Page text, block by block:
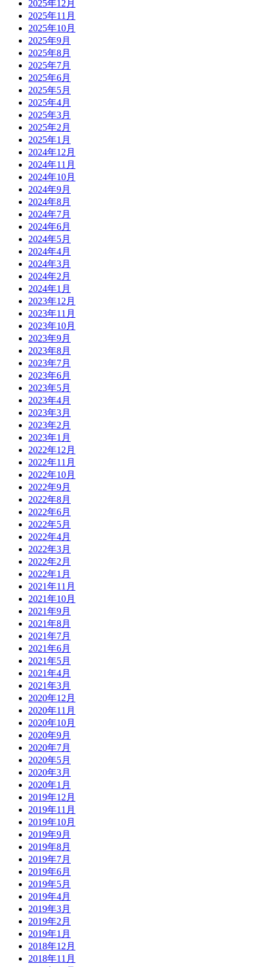
2025年12月
2025年11月
2025年10月
2025年9月
2025年8月
2025年7月
2025年6月
2025年5月
2025年4月
2025年3月
2025年2月
2025年1月
2024年12月
2024年11月
2024年10月
2024年9月
2024年8月
2024年7月
2024年6月
2024年5月
2024年4月
2024年3月
2024年2月
2024年1月
2023年12月
2023年11月
2023年10月
2023年9月
2023年8月
2023年7月
2023年6月
2023年5月
2023年4月
2023年3月
2023年2月
2023年1月
2022年12月
2022年11月
2022年10月
2022年9月
2022年8月
2022年6月
2022年5月
2022年4月
2022年3月
2022年2月
2022年1月
2021年11月
2021年10月
2021年9月
2021年8月
2021年7月
2021年6月
2021年5月
2021年4月
2021年3月
2020年12月
2020年11月
2020年10月
2020年9月
2020年7月
2020年5月
2020年3月
2020年1月
2019年12月
2019年11月
2019年10月
2019年9月
2019年8月
2019年7月
2019年6月
2019年5月
2019年4月
2019年3月
2019年2月
2019年1月
2018年12月
2018年11月